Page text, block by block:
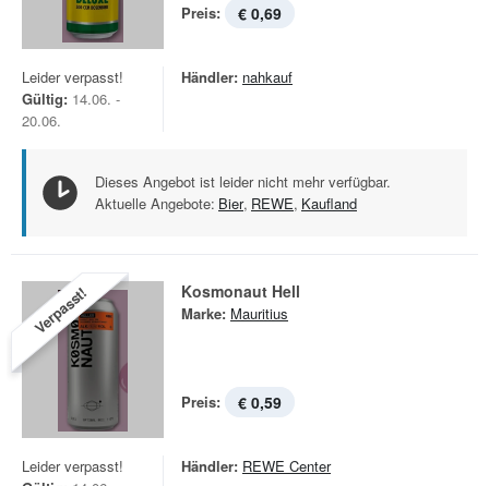
Preis: € 0,69
Leider verpasst!
Gültig: 14.06. -
20.06.
Händler: nahkauf
Dieses Angebot ist leider nicht mehr verfügbar.
Aktuelle Angebote: Bier, REWE, Kaufland
Verpasst! Kosmonaut Hell
Marke: Mauritius
Preis: € 0,59
Leider verpasst!
Händler: REWE Center